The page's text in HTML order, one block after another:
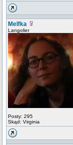
Melfka
Langolier
Posty: 295
Skąd: Virginia